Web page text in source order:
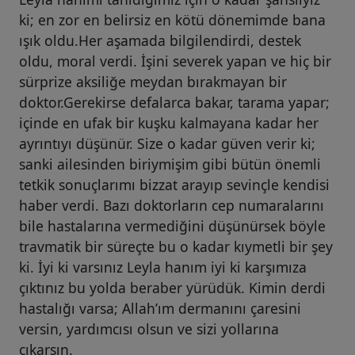
İstanbul Tıp dergisi, 11(4), 171-174,
2010.
D13. L. Özel, SZ. Toros, İ. Berber, M. Kara, E. Erdoğdu, O.
Krand, P. Güneş, N.Aksoy, M.
İ. Titiz."Bethesda raporlama sistemine göre tiroid
nodüllerinde sitopatolojik ve histopatolojik
uyumsuzluk". Endokrinolojide Diyalog, 4 (4): 156-161,
2011.
D14. A. B. Toros, B. Yaşar, L. Özel, G. Kılıç. ‘’
Histopathological changes in the rat liver exposed to
chronic thinner inhalation’’. Akademik gastroenteroloji
dergisi12(3) : 95-99, 2013.
D15. L. Özel, S. Atalay, A.M. Gökçe, T. Demir, Migration
of an intrauterine device to the sigmoid colon. Rahim
ki; en zor en belirsiz en kötü dönemimde bana
ışık oldu.Her aşamada bilgilendirdi, destek
oldu, moral verdi. İşini severek yapan ve hiç bir
sürprize aksiliğe meydan bırakmayan bir
doktor.Gerekirse defalarca bakar, tarama yapar;
içinde en ufak bir kuşku kalmayana kadar her
ayrıntıyı düşünür. Size o kadar güven verir ki;
sanki ailesinden biriymişim gibi bütün önemli
tetkik sonuçlarımı bizzat arayıp sevinçle kendisi
haber verdi. Bazı doktorların cep numaralarını
bile hastalarına vermediğini düşünürsek böyle
travmatik bir süreçte bu o kadar kıymetli bir şey
ki. İyi ki varsınız Leyla hanım iyi ki karşımıza
çıktınız bu yolda beraber yürüdük. Kimin derdi
hastalığı varsa; Allah’ım dermanını çaresini
versin, yardımcısı olsun ve sizi yollarına
çıkarsın.